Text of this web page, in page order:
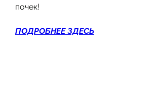
почек!
ПОДРОБНЕЕ ЗДЕСЬ